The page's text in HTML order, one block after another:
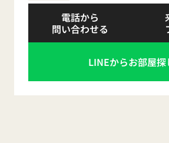
電話から
問い合わせる
LINEからお部屋探